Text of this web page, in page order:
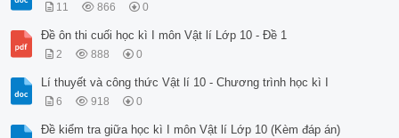
11 866 0
Đề ôn thi cuối học kì I môn Vật lí Lớp 10 - Đề 1
2 888 0
Lí thuyết và công thức Vật lí 10 - Chương trình học kì I
6 918 0
Đề kiểm tra giữa học kì I môn Vật lí Lớp 10 (Kèm đáp án)